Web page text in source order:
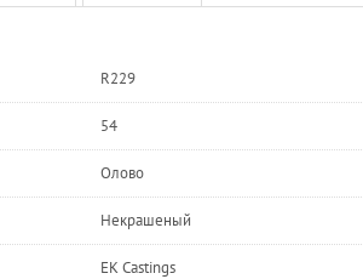
R229
54
Олово
Некрашеный
EK Castings